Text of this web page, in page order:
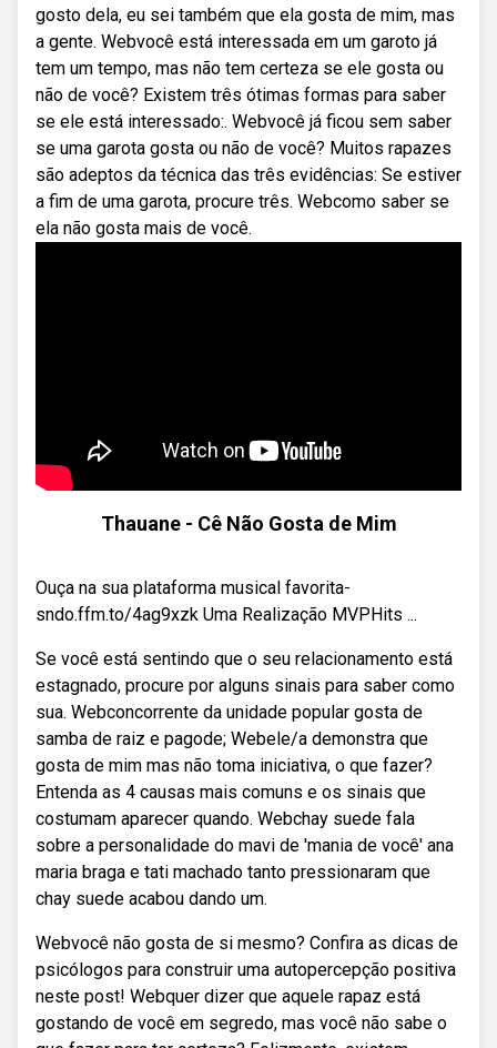
gosto dela, eu sei também que ela gosta de mim, mas
a gente. Webvocê está interessada em um garoto já
tem um tempo, mas não tem certeza se ele gosta ou
não de você? Existem três ótimas formas para saber
se ele está interessado:. Webvocê já ficou sem saber
se uma garota gosta ou não de você? Muitos rapazes
são adeptos da técnica das três evidências: Se estiver
a fim de uma garota, procure três. Webcomo saber se
ela não gosta mais de você.
Thauane - Cê Não Gosta de Mim
Ouça na sua plataforma musical favorita-
sndo.ffm.to/4ag9xzk Uma Realização MVPHits ...
Se você está sentindo que o seu relacionamento está
estagnado, procure por alguns sinais para saber como
sua. Webconcorrente da unidade popular gosta de
samba de raiz e pagode; Webele/a demonstra que
gosta de mim mas não toma iniciativa, o que fazer?
Entenda as 4 causas mais comuns e os sinais que
costumam aparecer quando. Webchay suede fala
sobre a personalidade do mavi de 'mania de você' ana
maria braga e tati machado tanto pressionaram que
chay suede acabou dando um.
Webvocê não gosta de si mesmo? Confira as dicas de
psicólogos para construir uma autopercepção positiva
neste post! Webquer dizer que aquele rapaz está
gostando de você em segredo, mas você não sabe o